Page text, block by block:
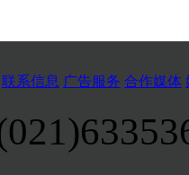
联系信息 广告服务 合作媒体